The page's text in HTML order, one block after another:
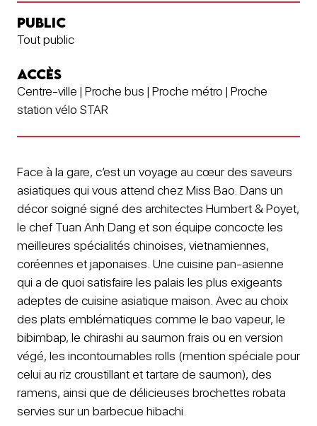
PUBLIC
Tout public
ACCÈS
Centre-ville | Proche bus | Proche métro | Proche
station vélo STAR
Face à la gare, c’est un voyage au cœur des saveurs
asiatiques qui vous attend chez Miss Bao. Dans un
décor soigné signé des architectes Humbert & Poyet,
le chef Tuan Anh Dang et son équipe concocte les
meilleures spécialités chinoises, vietnamiennes,
coréennes et japonaises. Une cuisine pan-asienne
qui a de quoi satisfaire les palais les plus exigeants
adeptes de cuisine asiatique maison. Avec au choix
des plats emblématiques comme le bao vapeur, le
bibimbap, le chirashi au saumon frais ou en version
végé, les incontournables rolls (mention spéciale pour
celui au riz croustillant et tartare de saumon), des
ramens, ainsi que de délicieuses brochettes robata
servies sur un barbecue hibachi.